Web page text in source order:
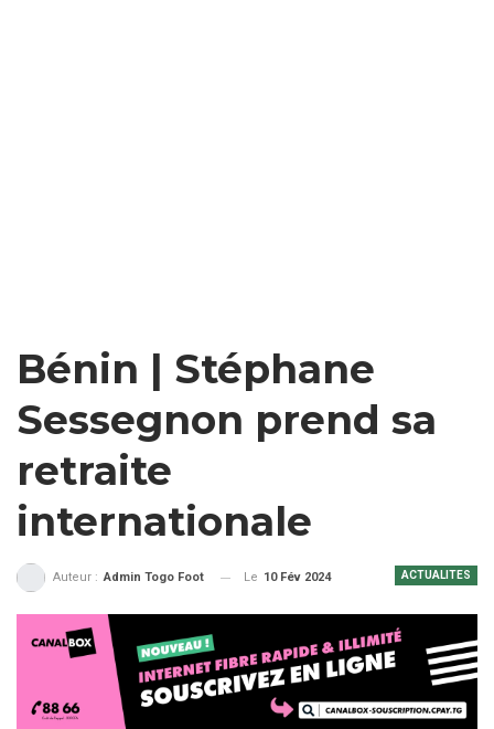
Bénin | Stéphane
Sessegnon prend sa
retraite
internationale
ACTUALITES
Auteur : Admin Togo Foot Le 10 Fév 2024